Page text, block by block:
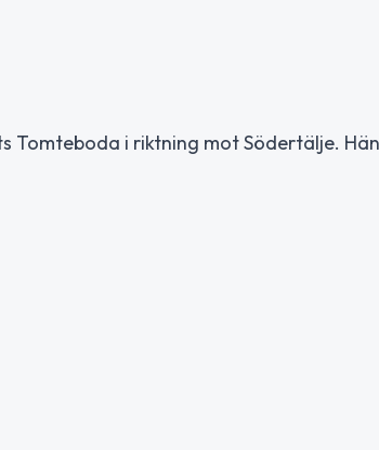
Tomteboda i riktning mot Södertälje.